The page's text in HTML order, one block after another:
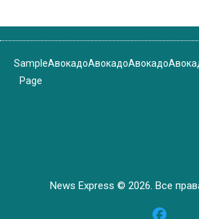
Sample
Page
АвокадоАвокадоАвокадо
News Express © 2026. Все